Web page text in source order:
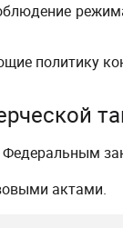
политику
Федеральным
актами.